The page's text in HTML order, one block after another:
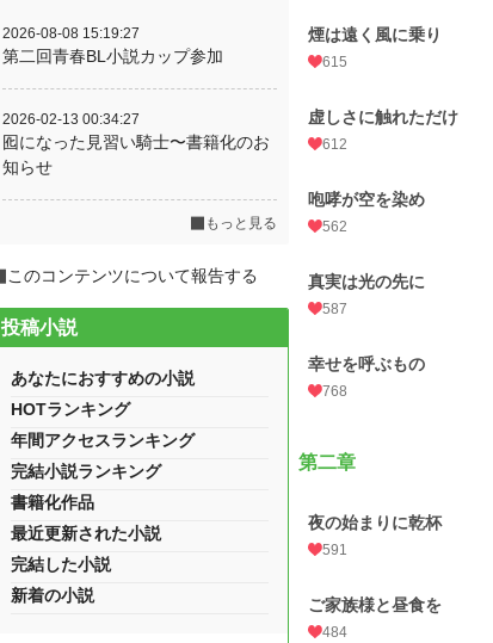
煙は遠く風に乗り
615
虚しさに触れただけ
612
咆哮が空を染め
562
真実は光の先に
587
幸せを呼ぶもの
768
第二章
夜の始まりに乾杯
591
ご家族様と昼食を
484
2026-08-08 15:19:27
第二回青春BL小説カップ参加
2026-02-13 00:34:27
囮になった見習い騎士〜書籍化のお
知らせ
もっと見る
このコンテンツについて報告する
投稿小説
あなたにおすすめの小説
HOTランキング
年間アクセスランキング
完結小説ランキング
書籍化作品
最近更新された小説
完結した小説
新着の小説